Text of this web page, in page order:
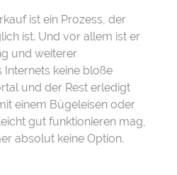
ist ein Prozess, der
ist. Und vor allem ist er
und weiterer
Internets keine bloße
und der Rest erledigt
einem Bügeleisen oder
gut funktionieren mag,
absolut keine Option.